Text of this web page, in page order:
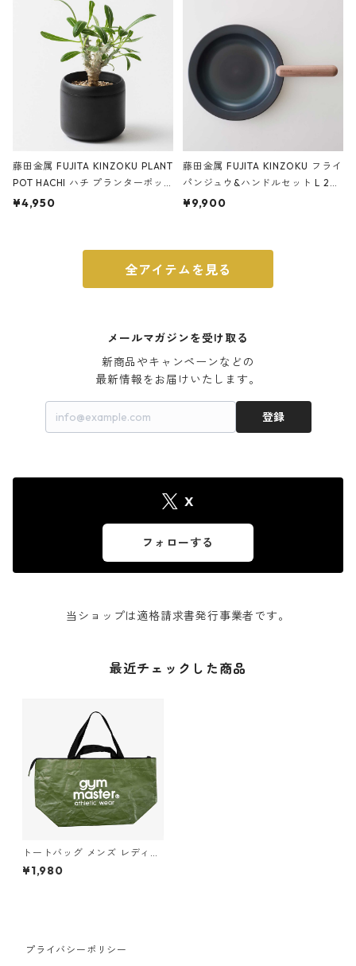
藤田金属 FUJITA KINZOKU PLANT
POT HACHI ハチ プランターポッ
ト 3号 ブラック
¥4,950
藤田金属 FUJITA KINZOKU フライ
パンジュウ&ハンドルセット L 24c
m ガス火・IH対応 鉄フライパン
¥9,900
全アイテムを見る
メールマガジンを受け取る
新商品やキャンペーンなどの
最新情報をお届けいたします。
登録
X
フォローする
当ショップは適格請求書発行事業者です。
最近チェックした商品
トートバッグ メンズ レディー
ス 男女兼用 gym master ジム
マスター 大容量 PPトートバッ
¥1,980
プライバシーポリシー